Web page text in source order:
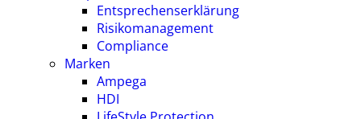
Entsprechenserklärung
Risikomanagement
Compliance
Marken
Ampega
HDI